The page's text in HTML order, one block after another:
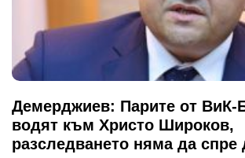
Демерджиев: Парите от ВиК-
водят към Христо Широков,
разследването няма да спре